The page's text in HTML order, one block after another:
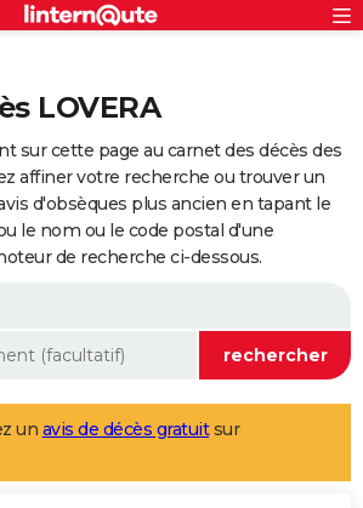
LOVERA
sur cette page au carnet des décès des
affiner votre recherche ou trouver un
d'obsèques plus ancien en tapant le
le nom ou le code postal d'une
de recherche ci-dessous.
un avis de décès gratuitsur